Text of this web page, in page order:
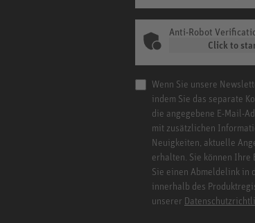
Anti-Robot
Click to
Wenn Sie unsere
indem Sie das separate
die angegebene E-Mail-
mit zusätzlichen
Neuigkeiten, aktuelle
erhalten. Sie können
Sie einen Abmeldelink in
innerhalb des
unserer